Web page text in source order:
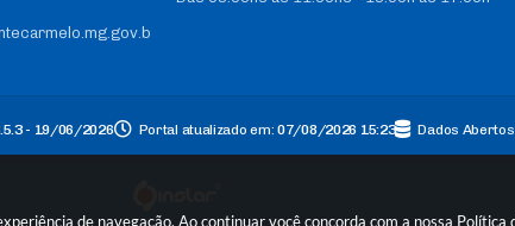
de navegação. Ao continuar você concorda com a nossa Política
- 19/06/2026 Portal atualizado em:07/08/2026 15:23 Dados Abertos